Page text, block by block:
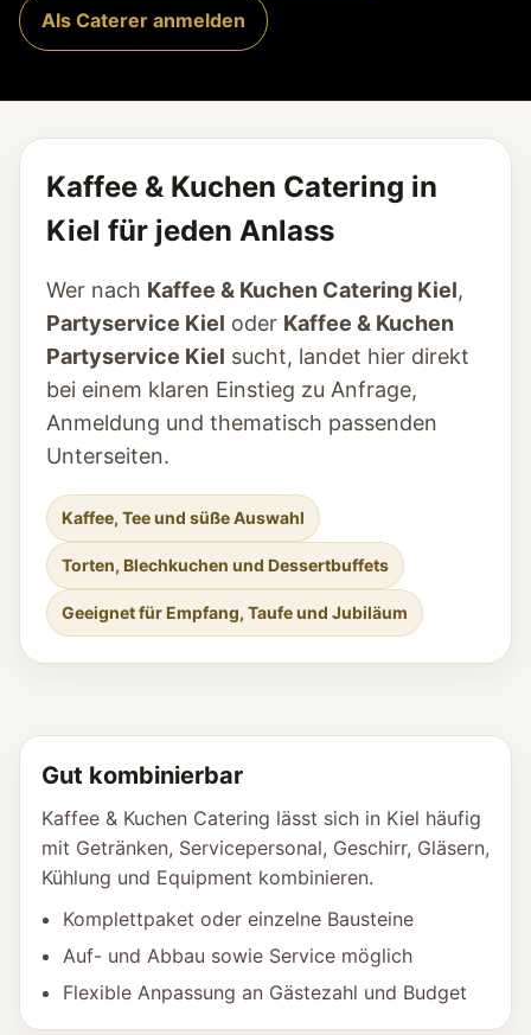
Als Caterer anmelden
Kaffee & Kuchen Catering in
Kiel für jeden Anlass
Wer nach Kaffee & Kuchen Catering Kiel,
Partyservice Kiel oder Kaffee & Kuchen
Partyservice Kiel sucht, landet hier direkt
bei einem klaren Einstieg zu Anfrage,
Anmeldung und thematisch passenden
Unterseiten.
Kaffee, Tee und süße Auswahl
Torten, Blechkuchen und Dessertbuffets
Geeignet für Empfang, Taufe und Jubiläum
Gut kombinierbar
Kaffee & Kuchen Catering lässt sich in Kiel häufig
mit Getränken, Servicepersonal, Geschirr, Gläsern,
Kühlung und Equipment kombinieren.
Komplettpaket oder einzelne Bausteine
Auf- und Abbau sowie Service möglich
Flexible Anpassung an Gästezahl und Budget